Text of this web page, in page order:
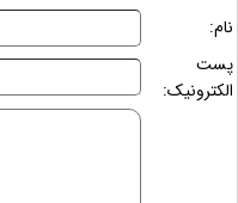
نام:
پست
الکترونیک: